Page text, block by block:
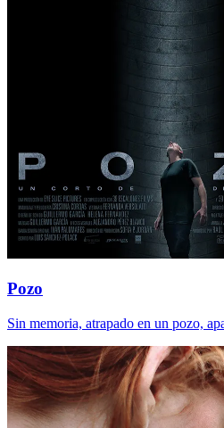
Pozo
Sin memoria, atrapado en un pozo,